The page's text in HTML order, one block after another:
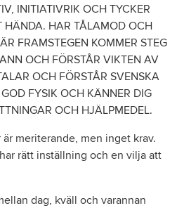
INITIATIVRIK OCH TYCKER
HÄNDA. HAR TÅLAMOD OCH
FRAMSTEGEN KOMMER STEG
OCH FÖRSTÅR VIKTEN AV
OCH FÖRSTÅR SVENSKA
FYSIK OCH KÄNNER DIG
OCH HJÄLPMEDEL.
meriterande, men inget krav.
rätt inställning och en vilja att
dag, kväll och varannan